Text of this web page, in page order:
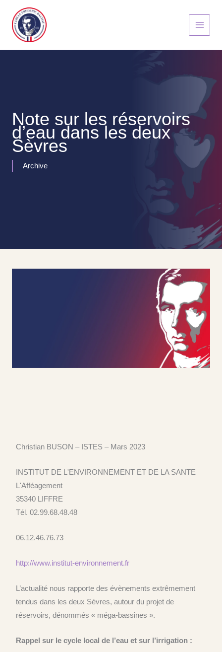
contenu
Note sur les réservoirs
d’eau dans les deux
Sèvres
Archive
Christian BUSON – ISTES – Mars 2023
INSTITUT DE L'ENVIRONNEMENT ET DE LA SANTE
L'Afféagement
35340 LIFFRE
Tél. 02.99.68.48.48
06.12.46.76.73
http://www.institut-environnement.fr
L’actualité nous rapporte des évènements extrêmement
tendus dans les deux Sèvres, autour du projet de
réservoirs, dénommés « méga-bassines ».
Rappel sur le cycle local de l’eau et sur l’irrigation :